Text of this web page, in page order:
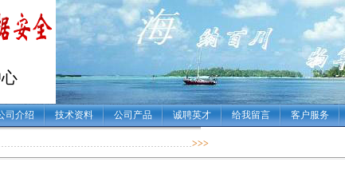
司介绍 技术资料 公司产品 诚聘英才 给我留言 客户服务
>>>